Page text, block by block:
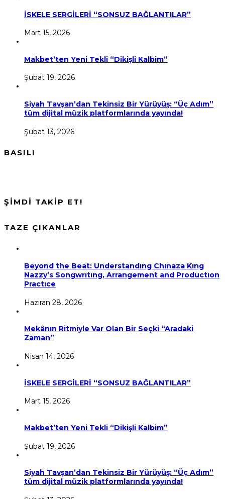
İSKELE SERGİLERİ “SONSUZ BAĞLANTILAR”
Mart 15, 2026
Makbet’ten Yeni Tekli “Dikişli Kalbim”
Şubat 19, 2026
Siyah Tavşan’dan Tekinsiz Bir Yürüyüş: “Üç Adım”
tüm dijital müzik platformlarında yayında!
Şubat 13, 2026
BASILI
ŞİMDİ TAKİP ET!
TAZE ÇIKANLAR
Beyond the Beat: Understandıng Chınaza Kıng
Nazzy’s Songwrıtıng, Arrangement and Productıon
Practıce
Haziran 28, 2026
Mekânın Ritmiyle Var Olan Bir Seçki “Aradaki
Zaman”
Nisan 14, 2026
İSKELE SERGİLERİ “SONSUZ BAĞLANTILAR”
Mart 15, 2026
Makbet’ten Yeni Tekli “Dikişli Kalbim”
Şubat 19, 2026
Siyah Tavşan’dan Tekinsiz Bir Yürüyüş: “Üç Adım”
tüm dijital müzik platformlarında yayında!